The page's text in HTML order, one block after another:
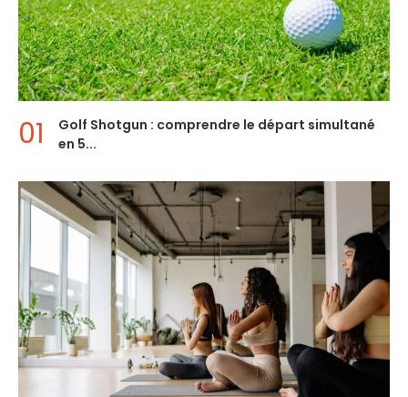
Golf Shotgun : comprendre le départ simultané
en 5...